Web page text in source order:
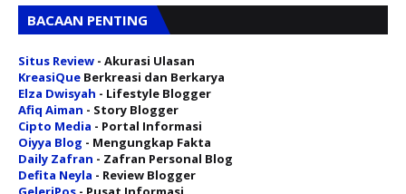
BACAAN PENTING
Situs Review - Akurasi Ulasan
KreasiQue Berkreasi dan Berkarya
Elza Dwisyah - Lifestyle Blogger
Afiq Aiman - Story Blogger
Cipto Media - Portal Informasi
Oiyya Blog - Mengungkap Fakta
Daily Zafran - Zafran Personal Blog
Defita Neyla - Review Blogger